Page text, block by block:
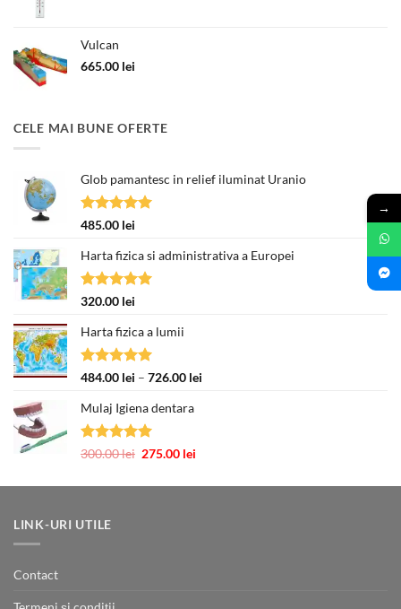
Vulcan
665.00 lei
CELE MAI BUNE OFERTE
Glob pamantesc in relief iluminat Uranio
Evaluat la
485.00 lei
Harta fizica si administrativa a Europei
Evaluat la
320.00 lei
Harta fizica a lumii
Evaluat la
484.00 lei – 726.00 lei
Mulaj Igiena dentara
Evaluat la
300.00lei Prețul
a
275.00 lei
este:
LINK-URI UTILE
Contact
→